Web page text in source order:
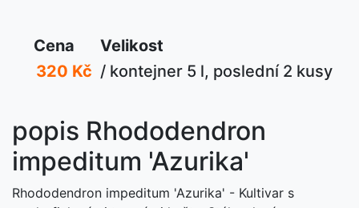
Cena
Velikost
320 Kč / kontejner 5 l, poslední 2 kusy
popis Rhododendron
impeditum 'Azurika'
Rhododendron impeditum 'Azurika' - Kultivar s